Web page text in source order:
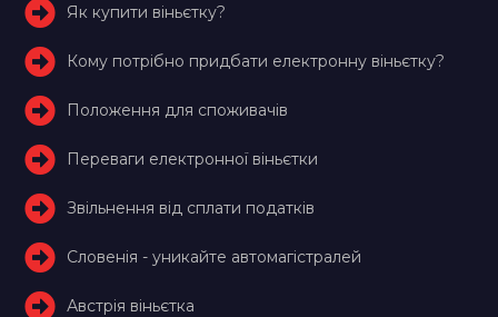
Як купити віньєтку?
Кому потрібно придбати електронну віньєтку?
Положення для споживачів
Переваги електронної віньєтки
Звільнення від сплати податків
Словенія - уникайте автомагістралей
Австрія віньєтка